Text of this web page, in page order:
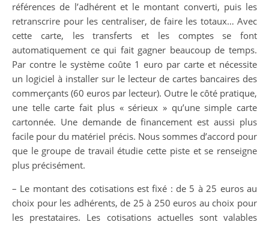
références de l’adhérent et le montant converti, puis les
retranscrire pour les centraliser, de faire les totaux… Avec
cette carte, les transferts et les comptes se font
automatiquement ce qui fait gagner beaucoup de temps.
Par contre le système coûte 1 euro par carte et nécessite
un logiciel à installer sur le lecteur de cartes bancaires des
commerçants (60 euros par lecteur). Outre le côté pratique,
une telle carte fait plus « sérieux » qu’une simple carte
cartonnée. Une demande de financement est aussi plus
facile pour du matériel précis. Nous sommes d’accord pour
que le groupe de travail étudie cette piste et se renseigne
plus précisément.
– Le montant des cotisations est fixé : de 5 à 25 euros au
choix pour les adhérents, de 25 à 250 euros au choix pour
les prestataires. Les cotisations actuelles sont valables